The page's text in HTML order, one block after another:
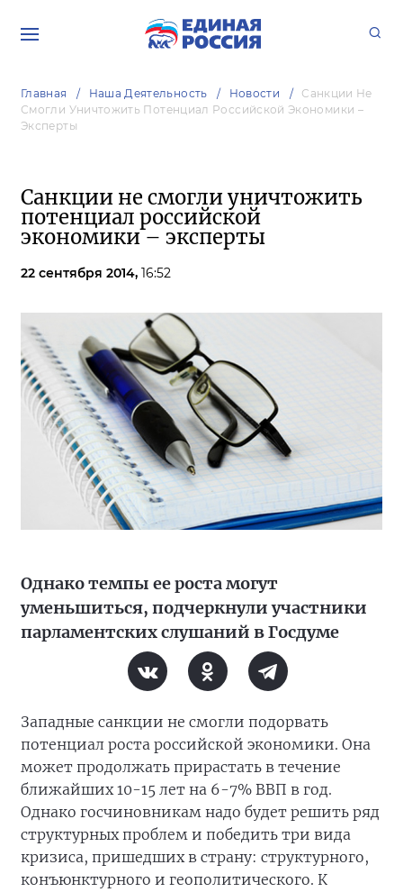
Главная Наша Деятельность Новости
Санкции Не
Смогли Уничтожить Потенциал Российской Экономики –
Эксперты
Санкции не смогли уничтожить
потенциал российской
экономики – эксперты
22 сентября 2014, 16:52
Однако темпы ее роста могут
уменьшиться, подчеркнули участники
парламентских слушаний в Госдуме
Западные санкции не смогли подорвать
потенциал роста российской экономики. Она
может продолжать прирастать в течение
ближайших 10-15 лет на 6-7% ВВП в год.
Однако госчиновникам надо будет решить ряд
структурных проблем и победить три вида
кризиса, пришедших в страну: структурного,
конъюнктурного и геополитического. К